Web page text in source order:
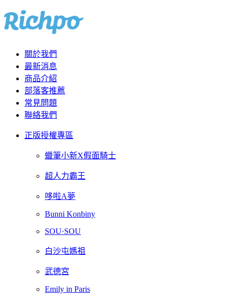
關於我們
最新消息
商品介紹
部落客推薦
常見問題
聯絡我們
正版授權專區
蠟筆小新X假面騎士
超人力霸王
哆啦A夢
Bunni Konbiny
SOU·SOU
白沙屯媽祖
武德宮
Emily in Paris